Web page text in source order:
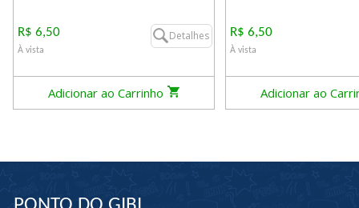
R$ 6,50
À vista
Detalhes
Adicionar ao Carrinho
R$ 6,50
À vista
Adicionar ao